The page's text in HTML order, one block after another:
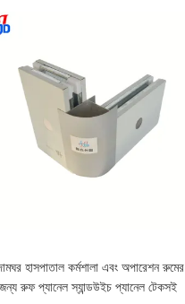
হাসপাতাল কর্মশালা এবং অপারেশন রুমের
রুফ প্যানেল স্যান্ডউইচ প্যানেল টেকসই